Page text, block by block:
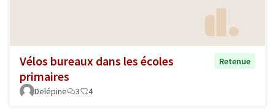
Vélos bureaux dans les écoles
primaires
Retenue
Delépine 3 4